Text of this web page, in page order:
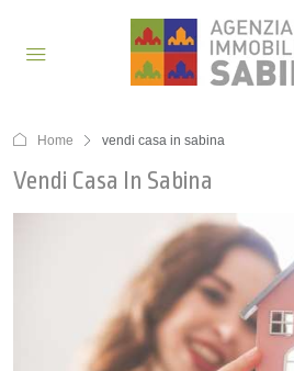
Home vendi casa in sabina
Vendi Casa In Sabina